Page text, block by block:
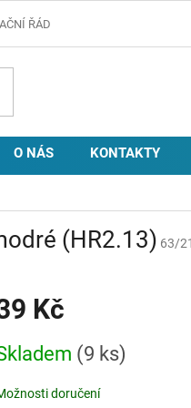
ŘÁD
O NÁS KONTAKTY
(HR2.13) 63/
Kč
(9 ks)
doručení